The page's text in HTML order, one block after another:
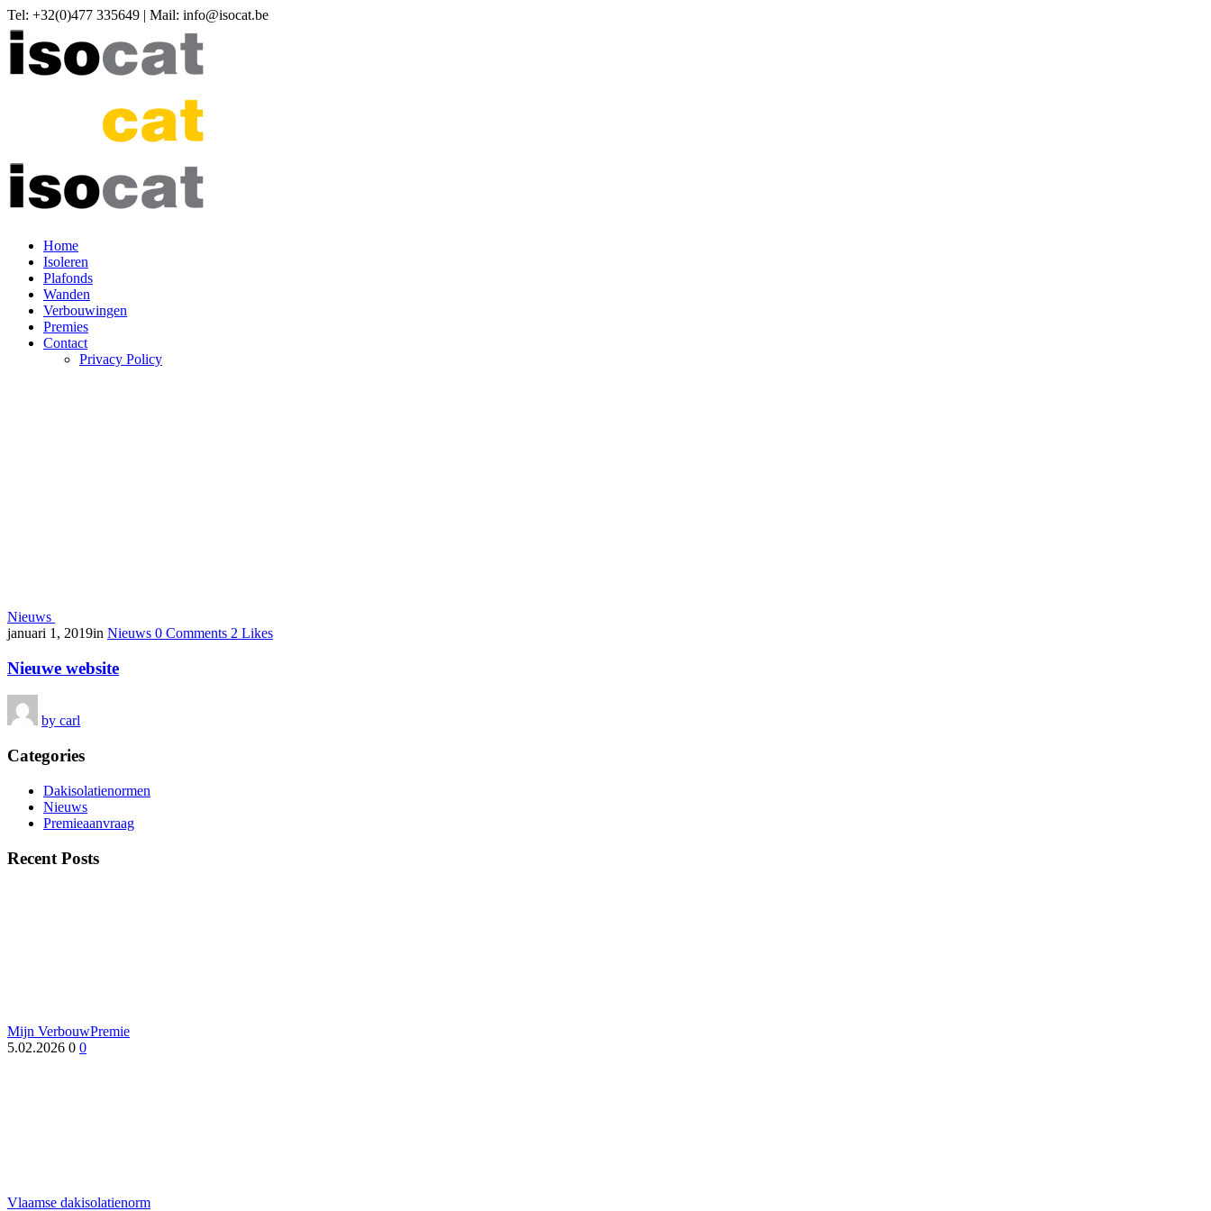
Tel: +32(0)477 335649 | Mail: info@isocat.be
Home
Isoleren
Plafonds
Wanden
Verbouwingen
Premies
Contact
Privacy Policy
Nieuws
januari 1, 2019in Nieuws 0 Comments 2 Likes
Nieuwe website
by carl
Categories
Dakisolatienormen
Nieuws
Premieaanvraag
Recent Posts
Mijn VerbouwPremie
5.02.2026 0 0
Vlaamse dakisolatienorm